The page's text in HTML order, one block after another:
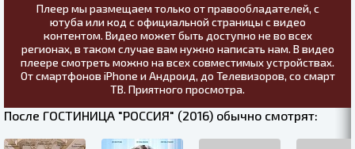
Плеер мы размещаем только от правообладателей, с
ютуба или код с официальной страницы с видео
контентом. Видео может быть доступно не во всех
регионах, в таком случае вам нужно написать нам. В видео
плеере смотреть можно на всех совместимых устройствах.
От смартфонов iPhone и Андроид, до Телевизоров, со смарт
ТВ. Приятного просмотра.
После ГОСТИНИЦА "РОССИЯ" (2016) обычно смотрят: